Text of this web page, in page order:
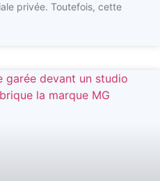
privée. Toutefois, cette